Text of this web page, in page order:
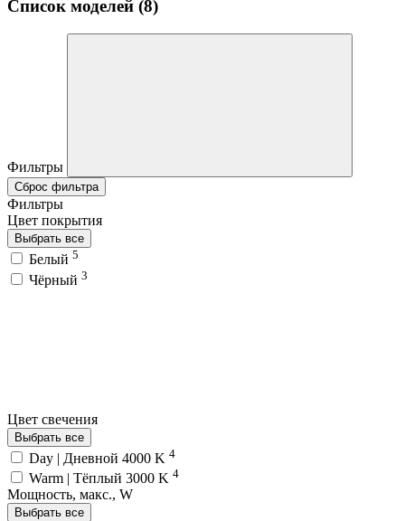
Список моделей (8)
Фильтры
Сброс фильтра
Фильтры
Цвет покрытия
Выбрать все
Белый 5
Чёрный 3
Цвет свечения
Выбрать все
Day | Дневной 4000 K 4
Warm | Тёплый 3000 K 4
Мощность, макс., W
Выбрать все